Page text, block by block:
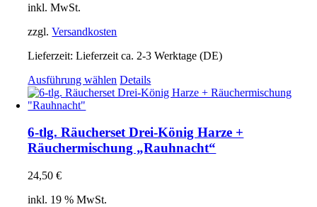
Produktseite
werden
inkl. MwSt.
zzgl.Versandkosten
Lieferzeit:Lieferzeit ca. 2-3 Werktage (DE)
Ausführung wählen Dieses
Produkt
Varianten
auf.
Die
Details
6-tlg. Räucherset Drei-König Harze +
Räuchermischung „Rauhnacht“
24,50€
inkl. 19 % MwSt.